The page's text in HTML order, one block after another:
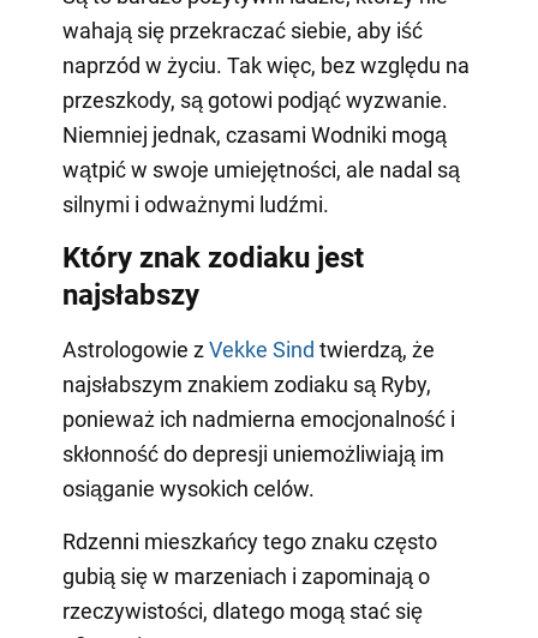
wahają się przekraczać siebie, aby iść
naprzód w życiu. Tak więc, bez względu na
przeszkody, są gotowi podjąć wyzwanie.
Niemniej jednak, czasami Wodniki mogą
wątpić w swoje umiejętności, ale nadal są
silnymi i odważnymi ludźmi.
Który znak zodiaku jest
najsłabszy
Astrologowie zVekke Sind twierdzą, że
najsłabszym znakiem zodiaku są Ryby,
ponieważ ich nadmierna emocjonalność i
skłonność do depresji uniemożliwiają im
osiąganie wysokich celów.
Rdzenni mieszkańcy tego znaku często
gubią się w marzeniach i zapominają o
rzeczywistości, dlatego mogą stać się